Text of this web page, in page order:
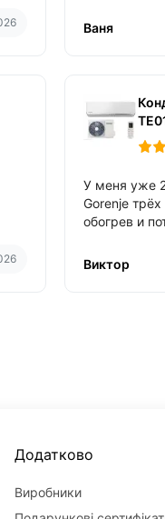
температури
Ваня
У меня уже
Gorenje
обогрев и
Виктор
Додатково
Виробники